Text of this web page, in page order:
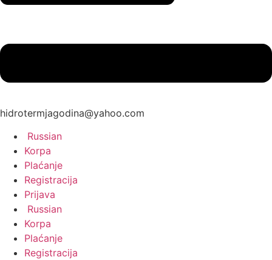
hidrotermjagodina@yahoo.com
Russian
Korpa
Plaćanje
Registracija
Prijava
Russian
Korpa
Plaćanje
Registracija